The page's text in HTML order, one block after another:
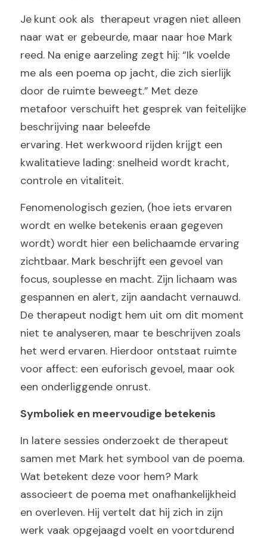
Je kunt ook als  therapeut vragen niet alleen
naar wat er gebeurde, maar naar hoe Mark
reed. Na enige aarzeling zegt hij: “Ik voelde
me als een poema op jacht, die zich sierlijk
door de ruimte beweegt.” Met deze
metafoor verschuift het gesprek van feitelijke
beschrijving naar beleefde
ervaring. Het werkwoord rijden krijgt een
kwalitatieve lading: snelheid wordt kracht,
controle en vitaliteit.
Fenomenologisch gezien, (hoe iets ervaren
wordt en welke betekenis eraan gegeven
wordt) wordt hier een belichaamde ervaring
zichtbaar. Mark beschrijft een gevoel van
focus, souplesse en macht. Zijn lichaam was
gespannen en alert, zijn aandacht vernauwd.
De therapeut nodigt hem uit om dit moment
niet te analyseren, maar te beschrijven zoals
het werd ervaren. Hierdoor ontstaat ruimte
voor affect: een euforisch gevoel, maar ook
een onderliggende onrust.
Symboliek en meervoudige betekenis
In latere sessies onderzoekt de therapeut
samen met Mark het symbool van de poema.
Wat betekent deze voor hem? Mark
associeert de poema met onafhankelijkheid
en overleven. Hij vertelt dat hij zich in zijn
werk vaak opgejaagd voelt en voortdurend